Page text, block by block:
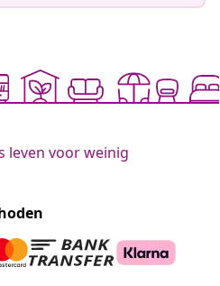
leven voor weinig